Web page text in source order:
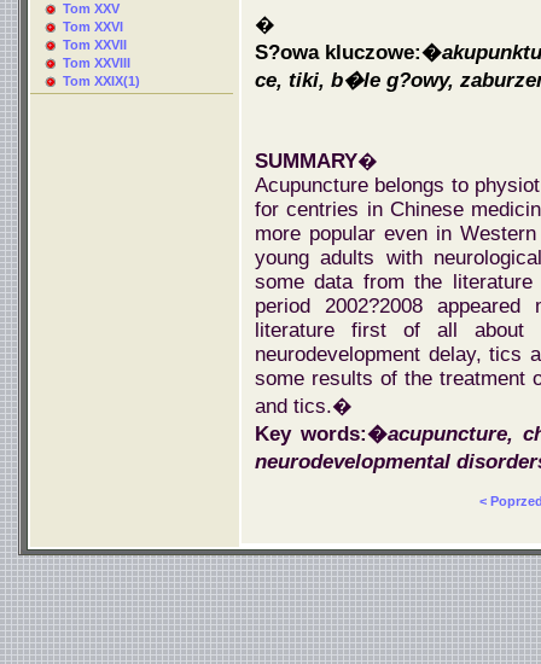
Tom XXV
Tom XXVI
Tom XXVII
Tom XXVIII
Tom XXIX(1)
�
S?owa kluczowe:�
ce, tiki, b�le g?owy,
SUMMARY�
Acupuncture belongs to
for centries in Chinese
more popular even in
young adults with
some data from the
period 2002?2008
literature first of all about
neurodevelopment delay, tics
some results of the treatment
and tics.�
Key words:�acupuncture,
neurodevelopmental
<